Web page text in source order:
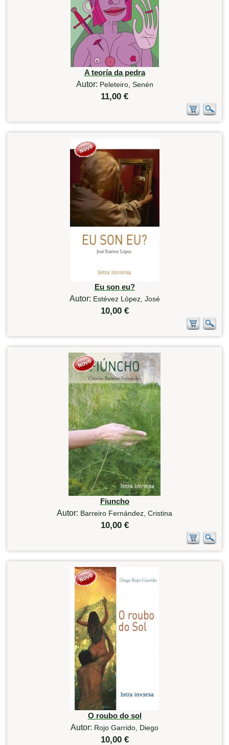
A teoría da pedra
Autor: Peleteiro, Senén
11,00 €
Eu son eu?
Autor: Estévez López, José
10,00 €
Fiuncho
Autor: Barreiro Fernández, Cristina
10,00 €
O roubo do sol
Autor: Rojo Garrido, Diego
10,00 €